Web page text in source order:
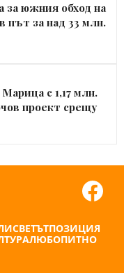
за южния обход на
път за над 33 млн.
с 1,17 млн.
проект срещу
СВЕТЪТПОЗИЦИЯ
ЛЮБОПИТНО